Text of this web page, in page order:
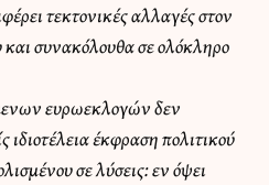
τεκτονικές αλλαγές στον
και συνακόλουθα σε ολόκληρο
ευρωεκλογών δεν
έκφραση πολιτικού
σε λύσεις: εν όψει